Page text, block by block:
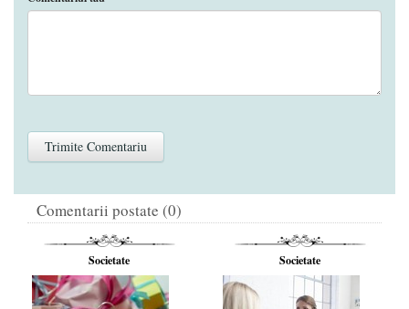
Comentarii postate (0)
Societate Societate